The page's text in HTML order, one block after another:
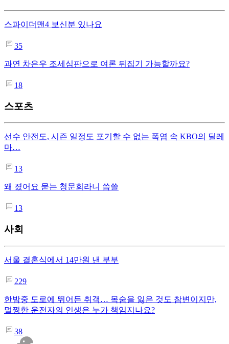
스파이더맨4 보신분 있나요
35
과연 차은우 조세심판으로 여론 뒤집기 가능할까요?
18
스포츠
선수 안전도, 시즌 일정도 포기할 수 없는 폭염 속 KBO의 딜레
마…
13
왜 졌어요 묻는 청문회라니 씁쓸
13
사회
서울 결혼식에서 14만원 낸 부부
229
한밤중 도로에 뛰어든 취객… 목숨을 잃은 것도 참변이지만,
멀쩡한 운전자의 인생은 누가 책임지나요?
38